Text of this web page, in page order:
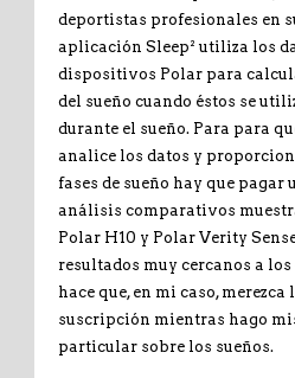
deportistas profesionales en
aplicación Sleep² utiliza los
dispositivos Polar para
del sueño cuando éstos se
durante el sueño. Para para
analice los datos y
fases de sueño hay que pagar
análisis comparativos
Polar H10 y Polar Verity
resultados muy cercanos a los
hace que, en mi caso,
suscripción mientras hago
particular sobre los sueños.